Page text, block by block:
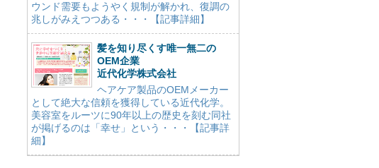
ウンド需要もようやく規制が解かれ、復調の
兆しがみえつつある・・・【記事詳細】
髪を知り尽くす唯一無二の
OEM企業
近代化学株式会社
ヘアケア製品のOEMメーカー
として絶大な信頼を獲得している近代化学。
美容室をルーツに90年以上の歴史を刻む同社
が掲げるのは「幸せ」という・・・【記事詳
細】